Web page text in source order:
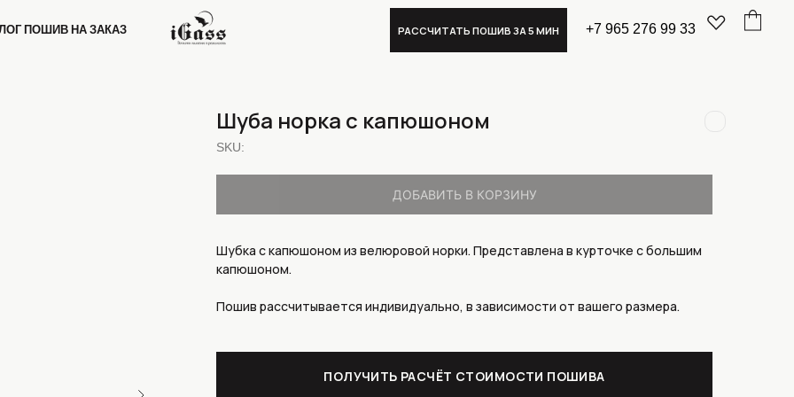
ИВНАЗАКАЗ
ИВ Н АЗАКАЗ
+7 965 276 99 33
РАССЧИТАТЬ ПОШИВ ЗА 5 МИН
Шуба норка с капюшоном
SKU:
ДОБАВИТЬ В КОРЗИНУ
Шубка с капюшоном из велюровой норки⁣⁣. Представлена в курточке с большим
капюшоном.
Пошив рассчитывается индивидуально, в зависимости от вашего размера.
ПОЛУЧИТЬ РАСЧЁТ СТОИМОСТИ ПОШИВА